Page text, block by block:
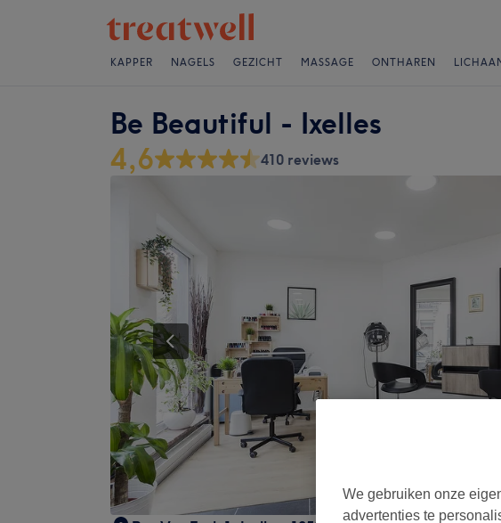
KAPPER NAGELS GEZICHT MASSAGE ONTHAREN
Be Beautiful - Ixelles
4,6 410 reviews
We gebruiken onze
advertenties te